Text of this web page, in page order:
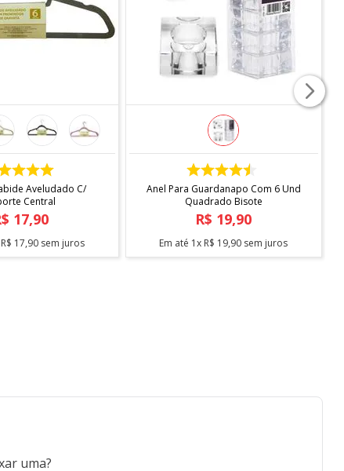
Aveludado C/
Central
17,90
R$ 17,90 sem juros
COMPRAR
Anel Para Guardanapo Com 6 Und
Quadrado Bisote
R$ 19,90
Em até 1x R$ 19,90 sem juros
uma?